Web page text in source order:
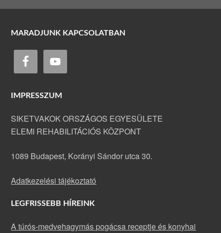
MARADJUNK KAPCSOLATBAN
IMPRESSZUM
SIKETVAKOK ORSZÁGOS EGYESÜLETE
ELEMI REHABILITÁCIÓS KÖZPONT
1089 Budapest, Korányi Sándor utca 30.
Adatkezelési tájékoztató
LEGFRISSEBB HÍREINK
A túrós-medvehagymás pogácsa receptje és konyhai